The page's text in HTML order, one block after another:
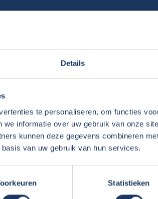
Details
te personaliseren, om functies
informatie over uw gebruik van onze
kunnen deze gegevens combineren
van uw gebruik van hun services.
Statistieken
Stuurt Amerikaans. Laat zich wel
dat het storend wordt. De
vertrek.
stond.